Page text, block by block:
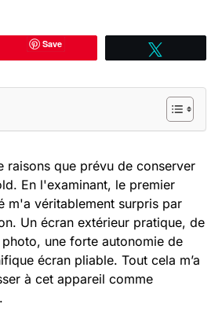
Save
raisons que prévu de conserver
En l'examinant, le premier
m'a véritablement surpris par
Un écran extérieur pratique, de
une forte autonomie de
écran pliable. Tout cela m’a
à cet appareil comme